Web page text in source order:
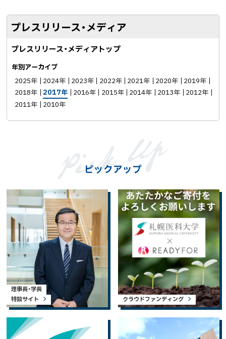
プレスリリース・メディア
プレスリリース・メディアトップ
年別アーカイブ
2025年
2024年 2023年 2022年 2021年 2020年
2019年
2018年
2017年 2016年 2015年 2014年 2013年
2012年
2011年
2010年
ピックアップ
理事長・学長
特設サイト
クラウドファンディング